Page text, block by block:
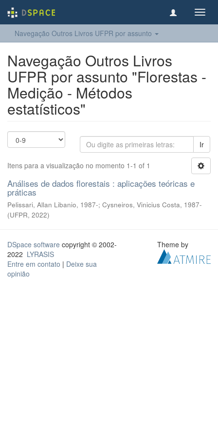
Navegação Outros Livros UFPR por assunto
Navegação Outros Livros
UFPR por assunto "Florestas -
Medição - Métodos
estatísticos"
Ir
Itens para a visualização no momento 1-1 of 1
Análises de dados florestais : aplicações teóricas e
práticas
Pelissari, Allan Libanio, 1987-; Cysneiros, Vinicius Costa, 1987-
(UFPR, 2022)
DSpace software copyright © 2002-
2022 LYRASIS
Entre em contato | Deixe sua
opinião
Theme by